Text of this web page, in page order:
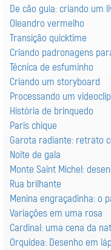
De cão guia: criando um
Oleandro vermelho
Transição quicktime
Criando padronagens
Técnica de esfuminho
Criando um storyboard
Processando um
História de brinquedo
Paris chique
Garota radiante: retrato
Noite de gala
Monte Saint Michel:
Rua brilhante
Menina engraçadinha: o
Variaçôes em uma rosa
Cardinal: uma cena da
Orquídea: Desenho em